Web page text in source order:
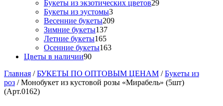
товаров
Букеты из экзотических цветов2929
Букеты из эустомы33
товара
Весенние букеты209209
Зимние букеты137137
Летние букеты165165
товаров
Осенние букеты163163
Цветы в наличии9090
Главная /БУКЕТЫ ПО ОПТОВЫМ ЦЕНАМ /Букеты из
роз / Монобукет из кустовой розы «Мирабель» (5шт)
(Арт.0162)